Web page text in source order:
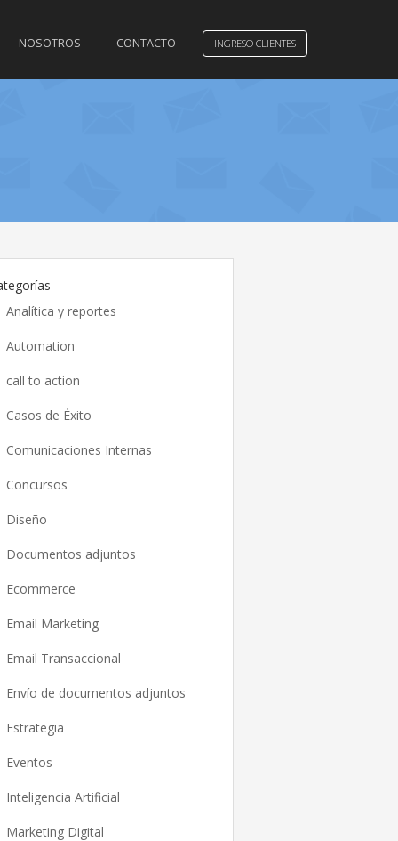
INGRESO CLIENTES
NOSOTROS CONTACTO
Analítica y reportes
Automation
call to action
Casos de Éxito
Comunicaciones Internas
Concursos
Diseño
Documentos adjuntos
Ecommerce
Email Marketing
Email Transaccional
Envío de documentos adjuntos
Estrategia
Eventos
Inteligencia Artificial
Marketing Digital